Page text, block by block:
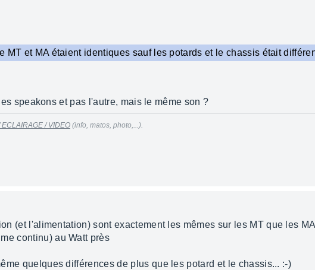
MT et MA étaient identiques sauf les potards et le chassis était
speakons et pas l'autre, mais le même son ?
/ VIDEO (info, matos, photo,...).
(et l'alimentation) sont exactement les mêmes sur les MT que les
continu) au Watt près
quelques différences de plus que les potard et le chassis... :-)